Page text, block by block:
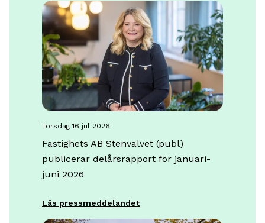
torsdag 16 jul 2026
Fastighets AB Stenvalvet (publ)
publicerar delårsrapport för januari-
juni 2026
Läs pressmeddelandet